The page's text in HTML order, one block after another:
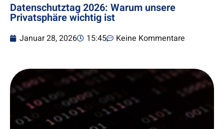
Datenschutztag 2026: Warum unsere
Privatsphäre wichtig ist
Januar 28, 2026 15:45 Keine Kommentare